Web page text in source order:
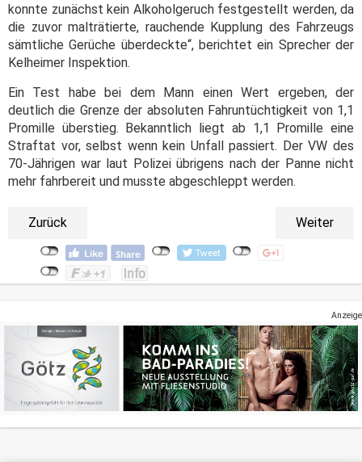
konnte zunächst kein Alkoholgeruch festgestellt werden, da
die zuvor malträtierte, rauchende Kupplung des Fahrzeugs
sämtliche Gerüche überdeckte“, berichtet ein Sprecher der
Kelheimer Inspektion.
Ein Test habe bei dem Mann einen Wert ergeben, der
deutlich die Grenze der absoluten Fahruntüchtigkeit von 1,1
Promille überstieg. Bekanntlich liegt ab 1,1 Promille eine
Straftat vor, selbst wenn kein Unfall passiert. Der VW des
70-Jährigen war laut Polizei übrigens nach der Panne nicht
mehr fahrbereit und musste abgeschleppt werden.
Zurück Weiter
Anzeige